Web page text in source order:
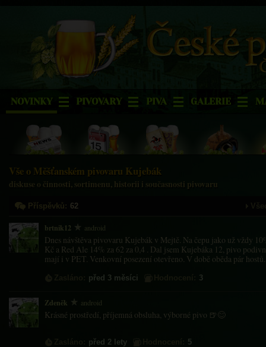
NOVINKY PIVOVARY PIVA GALERIE
Vše o Měšťanském pivovaru Kujebák
diskuse o činnosti, sortimenu, historii i současnosti pivovaru
Příspěvků: 62
brtnik12 android
Dnes návštěva pivovaru Kujebák v Mejtě. Na čepu jako už vždy
Kč a Red Ale 14% za 62 za 0,4 . Dal jsem Kujebáka 12, pivo
mají i v PET. Venkovní posezení otevřeno. V době oběda pár hostů.
před 3 měsíci 3
Zdeněk android
Krásné prostředí, příjemná obsluha, výborné pivo 🍺😊
před 2 lety 5